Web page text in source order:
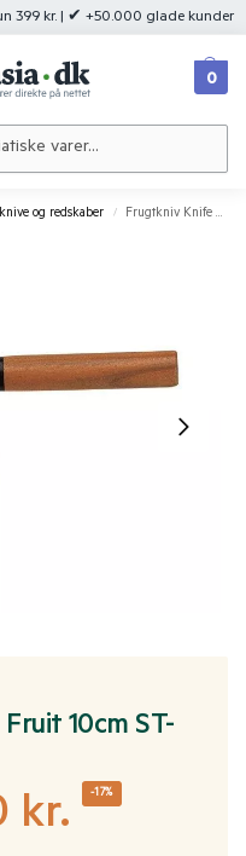
399 kr. | ✔ +50.000 glade kunder
0
og redskaber / Frugtkniv Knife Wood Fruit 10cm ST-100
10cm ST-
kr. -17%